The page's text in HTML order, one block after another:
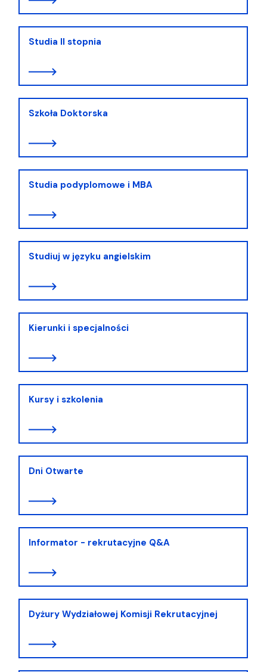
Studia II stopnia
Szkoła Doktorska
Studia podyplomowe i MBA
Studiuj w języku angielskim
Kierunki i specjalności
Kursy i szkolenia
Dni Otwarte
Informator - rekrutacyjne Q&A
Dyżury Wydziałowej Komisji Rekrutacyjnej